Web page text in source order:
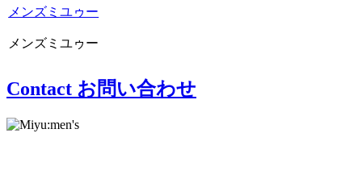
メンズミユゥー
メンズミユゥー
Contact お問い合わせ